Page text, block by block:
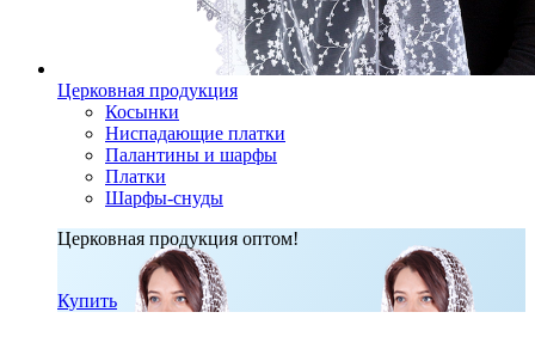
Церковная продукция
Косынки
Ниспадающие платки
Палантины и шарфы
Платки
Шарфы-снуды
Церковная продукция оптом!
Купить